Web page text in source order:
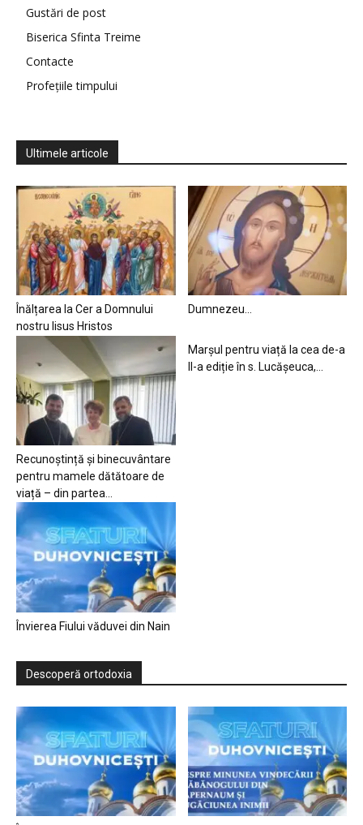
Gustări de post
Biserica Sfinta Treime
Contacte
Profețiile timpului
Ultimele articole
Înălțarea la Cer a Domnului
nostru Iisus Hristos
Dumnezeu…
Recunoștință și binecuvântare
pentru mamele dătătoare de
viață – din partea...
Marșul pentru viață la cea de-a
II-a ediție în s. Lucășeuca,...
Învierea Fiului văduvei din Nain
Descoperă ortodoxia